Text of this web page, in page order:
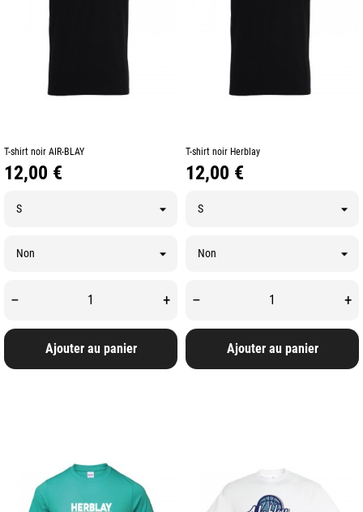
T-shirt noir AIR-BLAY
Prix
12,00 €
– +
Ajouter au panier
T-shirt noir Herblay
Prix
12,00 €
– +
Ajouter au panier